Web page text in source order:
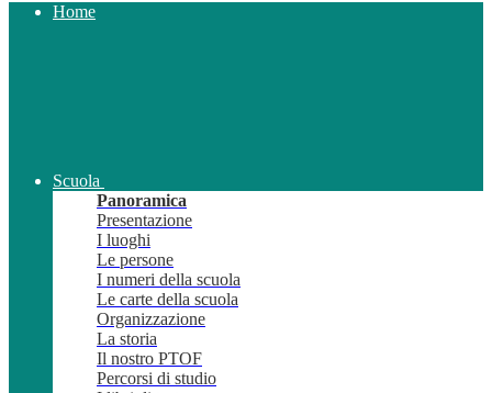
Home
Scuola
Panoramica
Presentazione
I luoghi
Le persone
I numeri della scuola
Le carte della scuola
Organizzazione
La storia
Il nostro PTOF
Percorsi di studio